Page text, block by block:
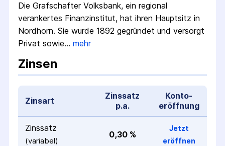
Die Grafschafter Volksbank, ein regional
verankertes Finanz­institut, hat ihren Hauptsitz in
Nordhorn. Sie wurde 1892 gegründet und versorgt
Privat­ sowie… mehr
Zinsen
Zinsart
Zinssatz
p.a.
Konto­
eröffnung
Zinssatz
(variabel)
0,30 %
Jetzt
eröffnen